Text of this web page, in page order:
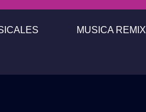
MUSICA REMIX